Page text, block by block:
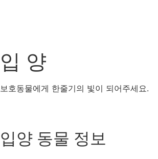
입 양
보호동물에게 한줄기의 빛이 되어주세요.
입양 동물 정보